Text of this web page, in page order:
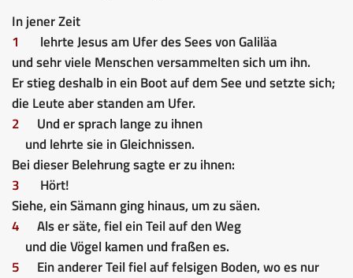
In jener Zeit
1
lehrte Jesus am Ufer des Sees von Galiläa
und sehr viele Menschen versammelten sich um ihn.
Er stieg deshalb in ein Boot auf dem See und setzte sich;
die Leute aber standen am Ufer.
2
Und er sprach lange zu ihnen
und lehrte sie in Gleichnissen.
Bei dieser Belehrung sagte er zu ihnen:
3
Hört!
Siehe, ein Sämann ging hinaus, um zu säen.
4
Als er säte, fiel ein Teil auf den Weg
und die Vögel kamen und fraßen es.
5
Ein anderer Teil fiel auf felsigen Boden, wo es nur